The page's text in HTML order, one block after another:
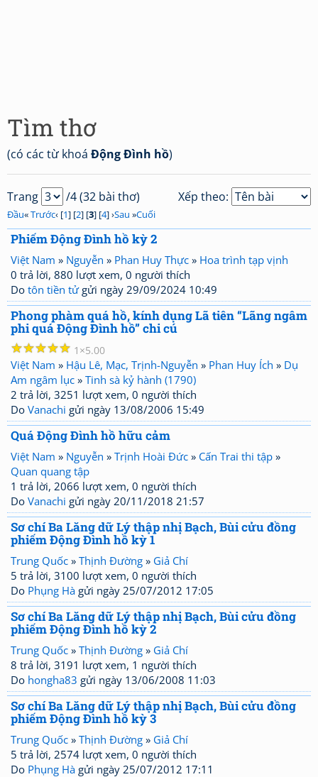
Tìm thơ
(có các từ khoá Động Đình hồ)
Xếp theo:
Trang /4 (32 bài thơ)
Đầu«Trước‹ [1] [2] [3] [4] ›Sau »Cuối
Phiếm Động Đình hồ kỳ 2
Việt Nam » Nguyễn » Phan Huy Thực » Hoa trình tạp vịnh
0 trả lời, 880 lượt xem, 0 người thích
Do tôn tiền tửgửi ngày 29/09/2024 10:49
Phong phàm quá hồ, kính dụng Lã tiên “Lãng ngâm
phi quá Động Đình hồ” chi cú
☆
☆
☆
☆
☆ 1 5.00
Việt Nam » Hậu Lê, Mạc, Trịnh-Nguyễn » Phan Huy Ích » Dụ
Am ngâm lục » Tinh sà kỷ hành (1790)
2 trả lời, 3251 lượt xem, 0 người thích
Do Vanachi gửi ngày 13/08/2006 15:49
Quá Động Đình hồ hữu cảm
Việt Nam » Nguyễn » Trịnh Hoài Đức » Cấn Trai thi tập »
Quan quang tập
1 trả lời, 2066 lượt xem, 0 người thích
Do Vanachi gửi ngày 20/11/2018 21:57
Sơ chí Ba Lăng dữ Lý thập nhị Bạch, Bùi cửu đồng
phiếm Động Đình hồ kỳ 1
Trung Quốc » Thịnh Đường » Giả Chí
5 trả lời, 3100 lượt xem, 0 người thích
Do Phụng Hà gửi ngày 25/07/2012 17:05
Sơ chí Ba Lăng dữ Lý thập nhị Bạch, Bùi cửu đồng
phiếm Động Đình hồ kỳ 2
Trung Quốc » Thịnh Đường » Giả Chí
8 trả lời, 3191 lượt xem, 1 người thích
Do hongha83 gửi ngày 13/06/2008 11:03
Sơ chí Ba Lăng dữ Lý thập nhị Bạch, Bùi cửu đồng
phiếm Động Đình hồ kỳ 3
Trung Quốc » Thịnh Đường » Giả Chí
5 trả lời, 2574 lượt xem, 0 người thích
Do Phụng Hà gửi ngày 25/07/2012 17:11